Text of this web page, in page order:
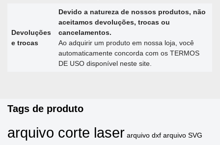
Devoluções
e trocas
Devido a natureza de nossos produtos, não
aceitamos devoluções, trocas ou
cancelamentos.
Ao adquirir um produto em nossa loja, você
automaticamente concorda com os TERMOS
DE USO disponível neste site.
Tags de produto
arquivo corte laser arquivo dxf arquivo SVG